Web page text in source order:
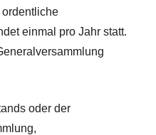
ordentliche
einmal pro Jahr statt.
oder der